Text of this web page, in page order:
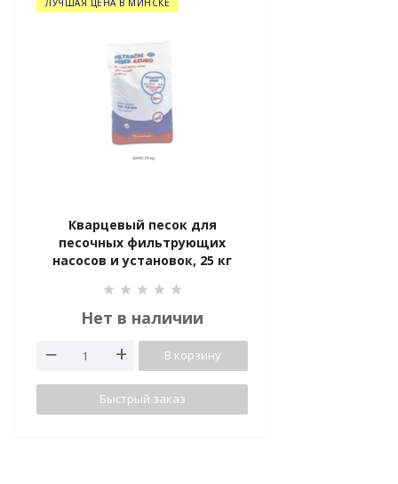
ЛУЧШАЯ ЦЕНА В МИНСКЕ
Кварцевый песок для
песочных фильтрующих
насосов и установок, 25 кг
Нет в наличии
В корзину
Быстрый заказ